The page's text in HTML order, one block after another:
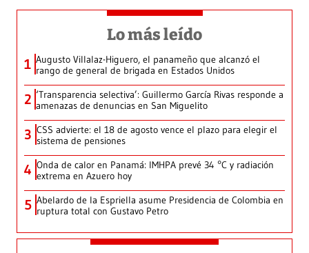
Lo más leído
1 Augusto Villalaz-Higuero, el panameño que alcanzó el
rango de general de brigada en Estados Unidos
2 ‘Transparencia selectiva’: Guillermo García Rivas responde a
amenazas de denuncias en San Miguelito
3 CSS advierte: el 18 de agosto vence el plazo para elegir el
sistema de pensiones
4 Onda de calor en Panamá: IMHPA prevé 34 °C y radiación
extrema en Azuero hoy
5 Abelardo de la Espriella asume Presidencia de Colombia en
ruptura total con Gustavo Petro